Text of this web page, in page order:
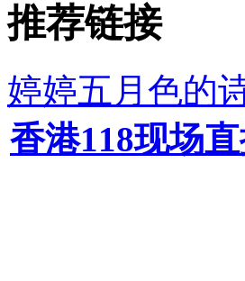
推荐链接
婷婷五月色的
香港118现场